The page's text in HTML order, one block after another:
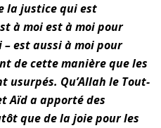
la justice qui est
à moi est à moi pour
est aussi à moi pour
de cette manière que les
usurpés. Qu’Allah le Tout-
Aïd a apporté des
que de la joie pour les